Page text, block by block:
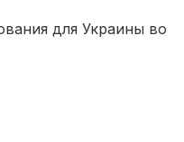
для Украины во